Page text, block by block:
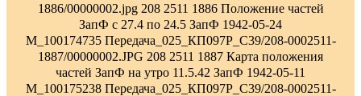
1886/00000002.jpg 208 2511 1886 Положение частей
ЗапФ с 27.4 по 24.5 ЗапФ 1942-05-24
M_100174735 Передача_025_КП097Р_С39/208-0002511-
1887/00000002.JPG 208 2511 1887 Карта положения
частей ЗапФ на утро 11.5.42 ЗапФ 1942-05-11
M_100175238 Передача_025_КП097Р_С39/208-0002511-